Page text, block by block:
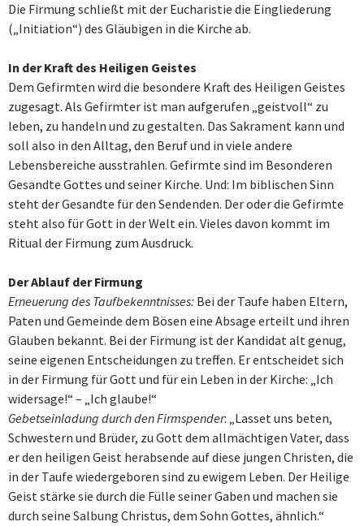
Die Firmung schließt mit der Eucharistie die Eingliederung
(„Initiation“) des Gläubigen in die Kirche ab.
In der Kraft des Heiligen Geistes
Dem Gefirmten wird die besondere Kraft des Heiligen Geistes
zugesagt. Als Gefirmter ist man aufgerufen „geistvoll“ zu
leben, zu handeln und zu gestalten. Das Sakrament kann und
soll also in den Alltag, den Beruf und in viele andere
Lebensbereiche ausstrahlen. Gefirmte sind im Besonderen
Gesandte Gottes und seiner Kirche. Und: Im biblischen Sinn
steht der Gesandte für den Sendenden. Der oder die Gefirmte
steht also für Gott in der Welt ein. Vieles davon kommt im
Ritual der Firmung zum Ausdruck.
Der Ablauf der Firmung
Erneuerung des Taufbekenntnisses: Bei der Taufe haben Eltern,
Paten und Gemeinde dem Bösen eine Absage erteilt und ihren
Glauben bekannt. Bei der Firmung ist der Kandidat alt genug,
seine eigenen Entscheidungen zu treffen. Er entscheidet sich
in der Firmung für Gott und für ein Leben in der Kirche: „Ich
widersage!“ – „Ich glaube!“
Gebetseinladung durch den Firmspender: „Lasset uns beten,
Schwestern und Brüder, zu Gott dem allmächtigen Vater, dass
er den heiligen Geist herabsende auf diese jungen Christen, die
in der Taufe wiedergeboren sind zu ewigem Leben. Der Heilige
Geist stärke sie durch die Fülle seiner Gaben und machen sie
durch seine Salbung Christus, dem Sohn Gottes, ähnlich.“